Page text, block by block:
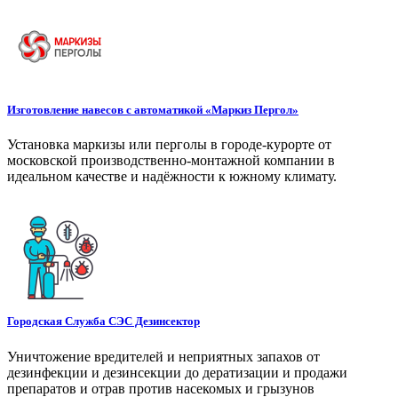
Изготовление навесов с автоматикой «Маркиз Пергол»
Установка маркизы или перголы в городе-курорте от
московской производственно-монтажной компании в
идеальном качестве и надёжности к южному климату.
Городская Служба СЭС Дезинсектор
Уничтожение вредителей и неприятных запахов от
дезинфекции и дезинсекции до дератизации и продажи
препаратов и отрав против насекомых и грызунов